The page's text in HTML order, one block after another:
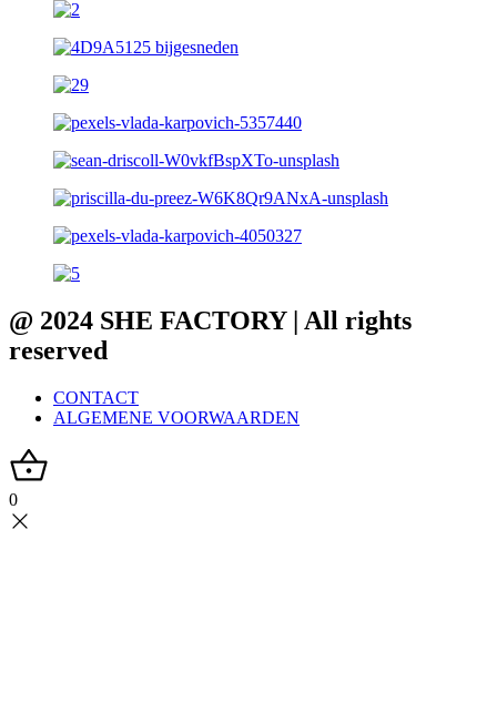
@ 2024 SHE FACTORY | All rights
reserved
CONTACT
ALGEMENE VOORWAARDEN
0